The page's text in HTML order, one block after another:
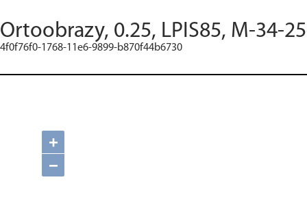
Ortoobrazy, 0.25, LPIS85, M-34-
4f0f76f0-1768-11e6-9899-b870f44b6730
+
−